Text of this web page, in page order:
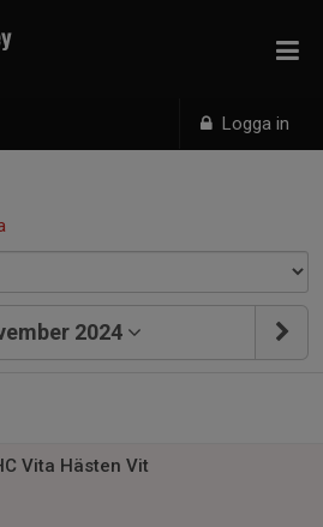
Logga in
2024
Vita Hästen Vit